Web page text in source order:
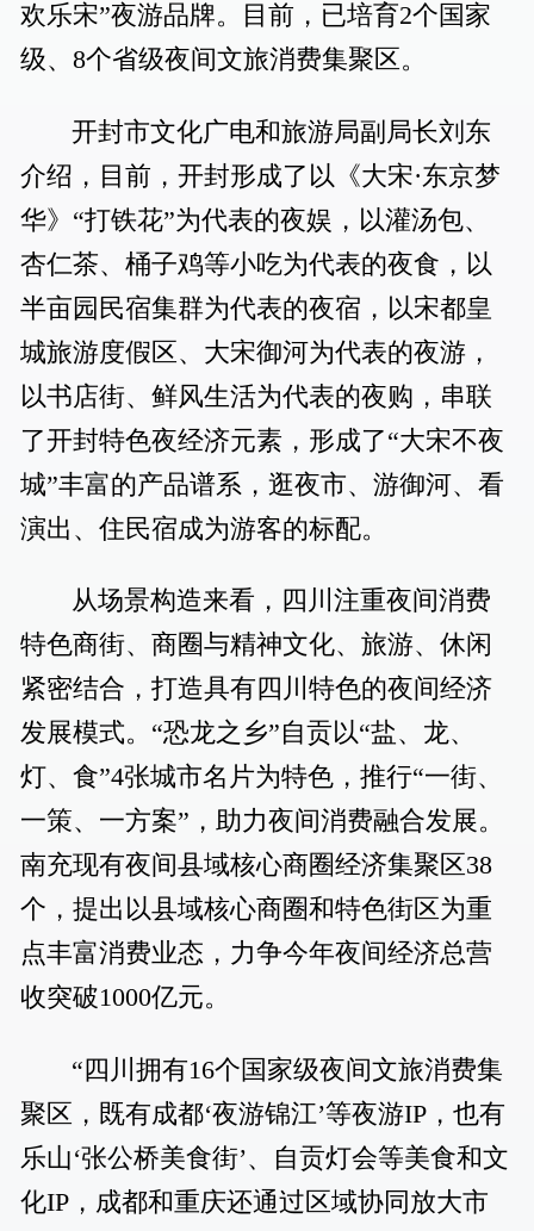
欢乐宋”夜游品牌。目前，已培育2个国家
级、8个省级夜间文旅消费集聚区。
开封市文化广电和旅游局副局长刘东
介绍，目前，开封形成了以《大宋·东京梦
华》“打铁花”为代表的夜娱，以灌汤包、
杏仁茶、桶子鸡等小吃为代表的夜食，以
半亩园民宿集群为代表的夜宿，以宋都皇
城旅游度假区、大宋御河为代表的夜游，
以书店街、鲜风生活为代表的夜购，串联
了开封特色夜经济元素，形成了“大宋不夜
城”丰富的产品谱系，逛夜市、游御河、看
演出、住民宿成为游客的标配。
从场景构造来看，四川注重夜间消费
特色商街、商圈与精神文化、旅游、休闲
紧密结合，打造具有四川特色的夜间经济
发展模式。“恐龙之乡”自贡以“盐、龙、
灯、食”4张城市名片为特色，推行“一街、
一策、一方案”，助力夜间消费融合发展。
南充现有夜间县域核心商圈经济集聚区38
个，提出以县域核心商圈和特色街区为重
点丰富消费业态，力争今年夜间经济总营
收突破1000亿元。
“四川拥有16个国家级夜间文旅消费集
聚区，既有成都‘夜游锦江’等夜游IP，也有
乐山‘张公桥美食街’、自贡灯会等美食和文
化IP，成都和重庆还通过区域协同放大市